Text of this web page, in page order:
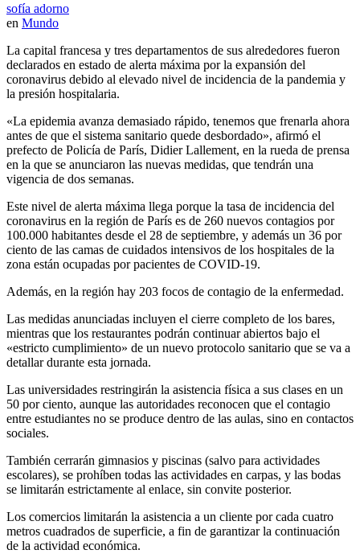
sofía adorno
en Mundo
La capital francesa y tres departamentos de sus alrededores fueron
declarados en estado de alerta máxima por la expansión del
coronavirus debido al elevado nivel de incidencia de la pandemia y
la presión hospitalaria.
«La epidemia avanza demasiado rápido, tenemos que frenarla ahora
antes de que el sistema sanitario quede desbordado», afirmó el
prefecto de Policía de París, Didier Lallement, en la rueda de prensa
en la que se anunciaron las nuevas medidas, que tendrán una
vigencia de dos semanas.
Este nivel de alerta máxima llega porque la tasa de incidencia del
coronavirus en la región de París es de 260 nuevos contagios por
100.000 habitantes desde el 28 de septiembre, y además un 36 por
ciento de las camas de cuidados intensivos de los hospitales de la
zona están ocupadas por pacientes de COVID-19.
Además, en la región hay 203 focos de contagio de la enfermedad.
Las medidas anunciadas incluyen el cierre completo de los bares,
mientras que los restaurantes podrán continuar abiertos bajo el
«estricto cumplimiento» de un nuevo protocolo sanitario que se va a
detallar durante esta jornada.
Las universidades restringirán la asistencia física a sus clases en un
50 por ciento, aunque las autoridades reconocen que el contagio
entre estudiantes no se produce dentro de las aulas, sino en contactos
sociales.
También cerrarán gimnasios y piscinas (salvo para actividades
escolares), se prohíben todas las actividades en carpas, y las bodas
se limitarán estrictamente al enlace, sin convite posterior.
Los comercios limitarán la asistencia a un cliente por cada cuatro
metros cuadrados de superficie, a fin de garantizar la continuación
de la actividad económica.